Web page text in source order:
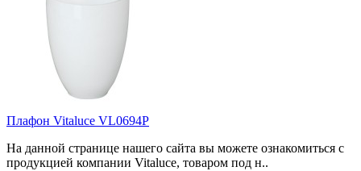
Плафон Vitaluce VL0694P
На данной странице нашего сайта вы можете ознакомиться с
продукцией компании Vitaluce, товаром под н..